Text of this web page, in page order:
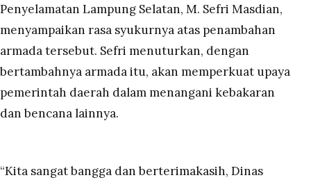
Penyelamatan Lampung Selatan, M. Sefri Masdian,
menyampaikan rasa syukurnya atas penambahan
armada tersebut. Sefri menuturkan, dengan
bertambahnya armada itu, akan memperkuat upaya
pemerintah daerah dalam menangani kebakaran
dan bencana lainnya.
“Kita sangat bangga dan berterimakasih, Dinas